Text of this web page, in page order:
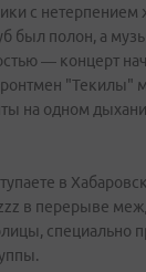
с нетерпением
был полон, а
— концерт
"Текилы"
на одном
в
в перерыве
специально